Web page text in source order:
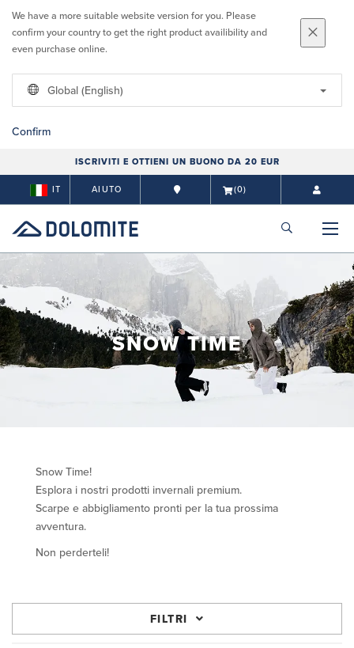
We have a more suitable website version for you. Please
confirm your country to get the right product availibility and
even purchase online.
Global (English)
Confirm
ISCRIVITI E OTTIENI UN BUONO DA 20 EUR
IT AIUTO (0)
SNOW TIME
Snow Time!
Esplora i nostri prodotti invernali premium.
Scarpe e abbigliamento pronti per la tua prossima
avventura.
Non perderteli!
FILTRI